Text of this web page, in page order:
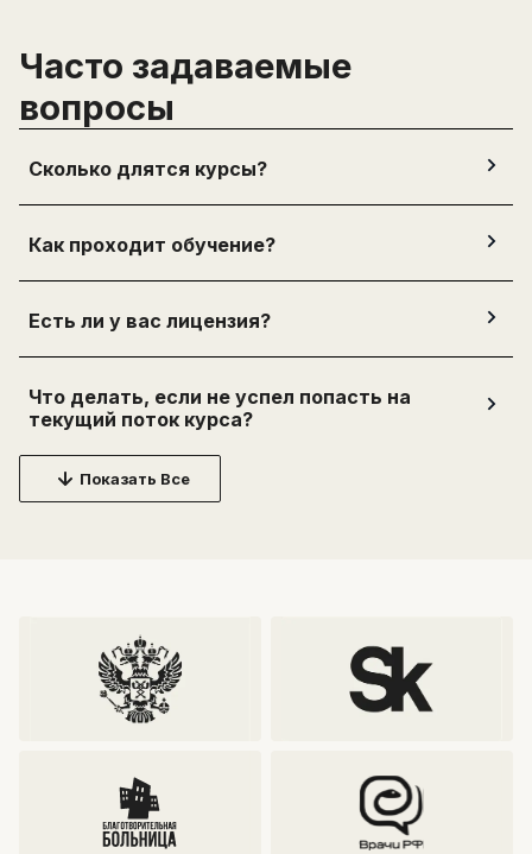
Часто задаваемые
вопросы
Сколько длятся курсы?
Как проходит обучение?
Есть ли у вас лицензия?
Что делать, если не успел попасть на
текущий поток курса?
Какие варианты оплаты есть?
Можно ли получить налоговый вычет?
Что делать, если не пришла ссылка на
Показать Все